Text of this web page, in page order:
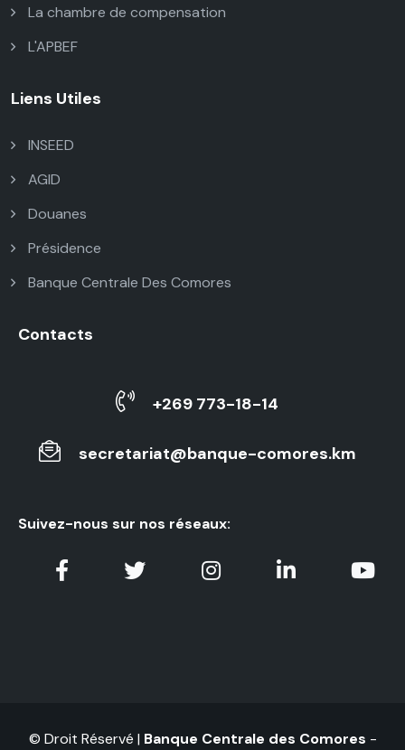
La chambre de compensation
L'APBEF
Liens Utiles
INSEED
AGID
Douanes
Présidence
Banque Centrale Des Comores
Contacts
+269 773-18-14
secretariat@banque-comores.km
Suivez-nous sur nos réseaux:
© Droit Réservé | Banque Centrale des Comores -